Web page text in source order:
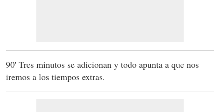
90' Tres minutos se adicionan y todo apunta a que nos
iremos a los tiempos extras.